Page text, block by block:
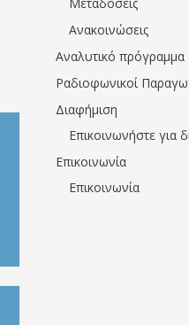
Ανακοινώσεις
Αναλυτικό πρόγραμμα
Ραδιοφωνικοί
Διαφήμιση
Επικοινωνήστε για
Επικοινωνία
Επικοινωνία